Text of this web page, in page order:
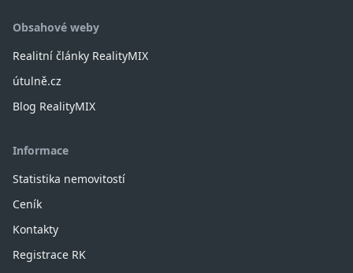
Obsahové weby
Realitní články RealityMIX
útulně.cz
Blog RealityMIX
Informace
Statistika nemovitostí
Ceník
Kontakty
Registrace RK